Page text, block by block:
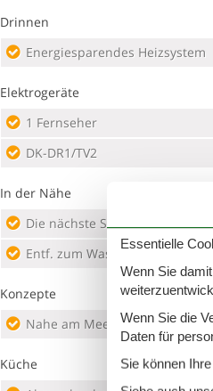
Drinnen
Energiesparendes Heizsystem
Elektrogeräte
1 Fernseher
DK-DR1/TV2
In der Nähe
Die nächste Stadt
Entf. zum Wasser/Baden
Konzepte
Nahe am Meer
Küche
Essentielle
Wenn Sie
Wenn Sie die
Daten für
Sie können